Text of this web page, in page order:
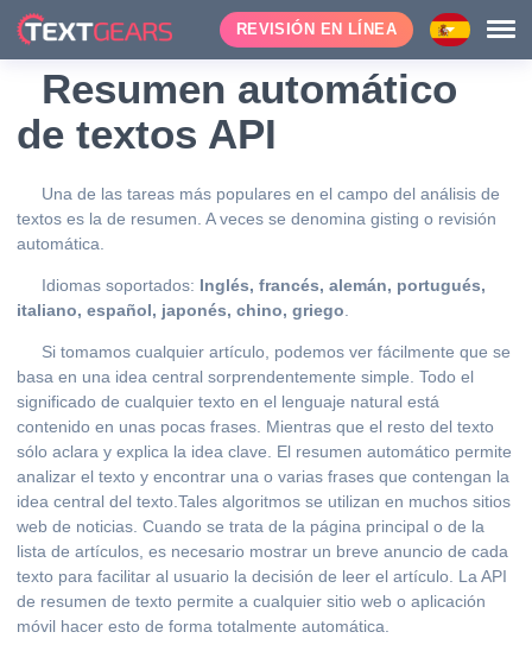
REVISIÓN EN LÍNEA
Resumen automático
de textos API
Una de las tareas más populares en el campo del análisis de
textos es la de resumen. A veces se denomina gisting o revisión
automática.
Idiomas soportados: Inglés, francés, alemán, portugués,
italiano, español, japonés, chino, griego
Si tomamos cualquier artículo, podemos ver fácilmente que se
basa en una idea central sorprendentemente simple. Todo el
significado de cualquier texto en el lenguaje natural está
contenido en unas pocas frases. Mientras que el resto del texto
sólo aclara y explica la idea clave. El resumen automático permite
analizar el texto y encontrar una o varias frases que contengan la
idea central del texto.Tales algoritmos se utilizan en muchos sitios
web de noticias. Cuando se trata de la página principal o de la
lista de artículos, es necesario mostrar un breve anuncio de cada
texto para facilitar al usuario la decisión de leer el artículo. La API
de resumen de texto permite a cualquier sitio web o aplicación
móvil hacer esto de forma totalmente automática.